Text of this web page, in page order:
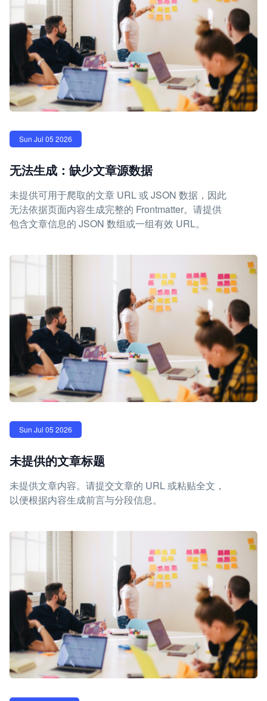
Sun Jul 05 2026
无法生成：缺少文章源数据
未提供可用于爬取的文章 URL 或 JSON 数据，因此
无法依据页面内容生成完整的 Frontmatter。请提供
包含文章信息的 JSON 数组或一组有效 URL。
Sun Jul 05 2026
未提供的文章标题
未提供文章内容。请提交文章的 URL 或粘贴全文，
以便根据内容生成前言与分段信息。